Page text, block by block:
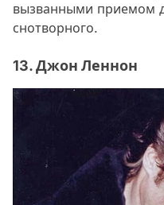
вызванными приемом
снотворного.
13. Джон Леннон